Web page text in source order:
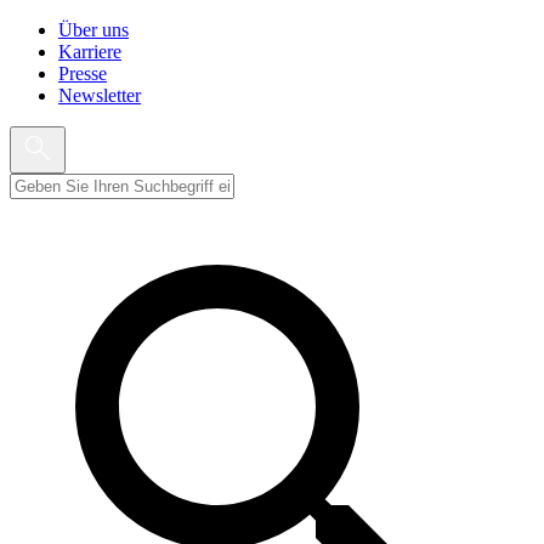
Über uns
Karriere
Presse
Newsletter